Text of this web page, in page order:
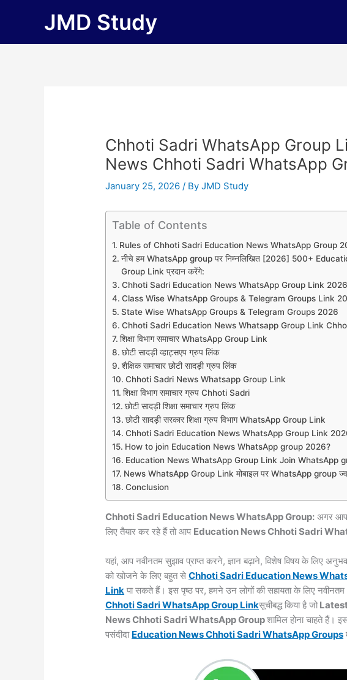
JMD Study
Chhoti Sadri WhatsApp Group
News Chhoti Sadri WhatsApp
January 25, 2026/ ByJMD Study
Table of Contents
Rules of Chhoti Sadri Education News WhatsApp Group
नीचे हम WhatsApp group पर निम्नलिखित [2026] 500+
Group Link प्रदान करेंगे:
Chhoti Sadri Education News WhatsApp Group Link 2026
Class Wise WhatsApp Groups & Telegram Groups Link
State Wise WhatsApp Groups & Telegram Groups 2026
Chhoti Sadri Education News Whatsapp Group Link
शिक्षा विभाग समाचार WhatsApp Group Link
छोटी सादड़ी व्हाट्सएप ग्रुप लिंक
शैक्षिक समाचार छोटी सादड़ी ग्रुप लिंक
Chhoti Sadri News Whatsapp Group Link
शिक्षा विभाग समाचार ग्रुप Chhoti Sadri
छोटी सादड़ी शिक्षा समाचार ग्रुप लिंक
छोटी सादड़ी सरकार शिक्षा ग्रुप विभाग WhatsApp Group Link
Chhoti Sadri Education News WhatsApp Group Link
How to join Education News WhatsApp group 2026?
Education News WhatsApp Group Link Join WhatsApp
News WhatsApp Group Link मोबाइल पर WhatsApp group
Conclusion
Chhoti Sadri Education News WhatsApp Group: अगर आप
लिए तैयार कर रहे हैं तो आप Education News Chhoti Sadri
यहां, आप नवीनतम सुझाव प्राप्त करने, ज्ञान बढ़ाने, विशेष विषय के लिए
को खोजने के लिए बहुत सेChhoti Sadri Education News
Link पा सकते हैं। इस पृष्ठ पर, हमने उन लोगों की सहायता के लिए नवीनतम
Chhoti Sadri WhatsApp Group Linkसूचीबद्ध किया है जो
News Chhoti Sadri WhatsApp Groupशामिल होना चाहते हैं।
पसंदीदा Education News Chhoti Sadri WhatsAppGroups